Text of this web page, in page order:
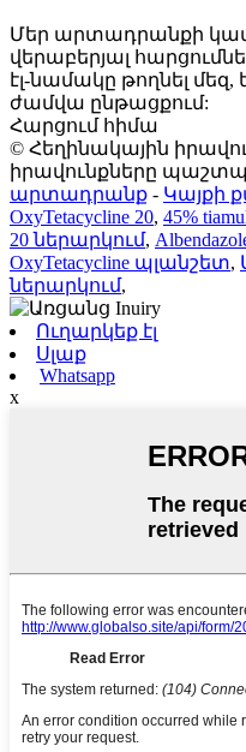
Մեր արտադրանքի կամ
վերաբերյալ
էլ-նամակը թողնել մեզ,
ժամվա ընթացքում:
Հարցում հիմա
© Հեղինակային
իրավունքները
արտադրանք - Կայքի
OxyTetacycline 20, 45%
20 ներարկում,
OxyTetacycline պլանշետ,
ներարկում,
Ուղարկեք էլ
Սլաք
Whatsapp
x